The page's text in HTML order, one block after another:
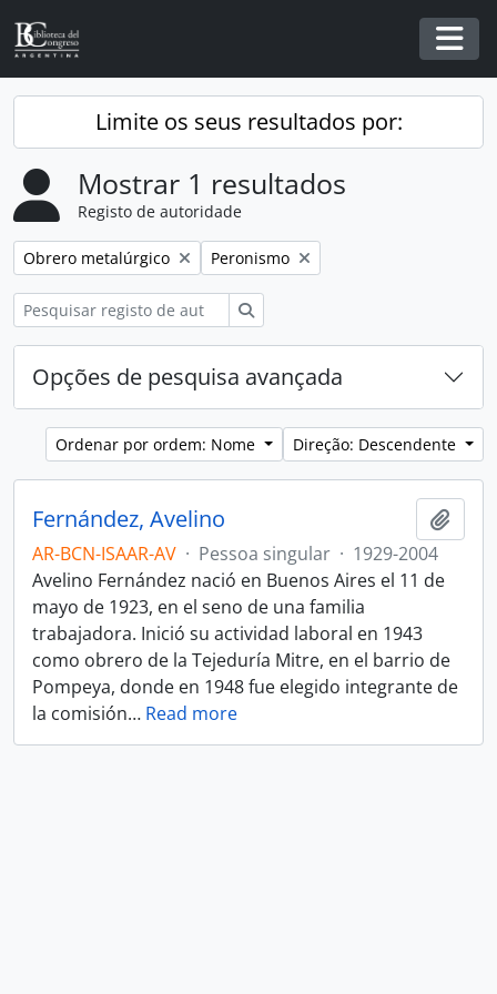
Skip to main content
Limite os seus resultados por:
Mostrar 1 resultados
Registo de autoridade
Remover filtro:
Obrero metalúrgico Remover filtro:
Peronismo
Opções de pesquisa avançada
Ordenar por ordem: Nome Direção: Descendente
Fernández, Avelino
AR-BCN-ISAAR-AV · Pessoa singular · 1929-2004
Avelino Fernández nació en Buenos Aires el 11 de
mayo de 1923, en el seno de una familia
trabajadora. Inició su actividad laboral en 1943
como obrero de la Tejeduría Mitre, en el barrio de
Pompeya, donde en 1948 fue elegido integrante de
la comisión… Read more